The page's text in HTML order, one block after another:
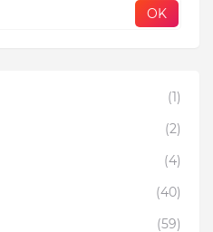
(1)
(2)
(4)
(40)
(59)